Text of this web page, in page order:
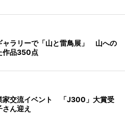
ャラリーで「山と雷鳥展」 山への
作品350点
家交流イベント 「J300」大賞受
ん迎え